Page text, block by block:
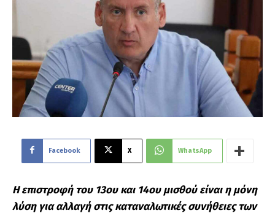
Facebook X WhatsApp
Η επιστροφή του 13ου και 14ου μισθού είναι η μόνη
λύση για αλλαγή στις καταναλωτικές συνήθειες των